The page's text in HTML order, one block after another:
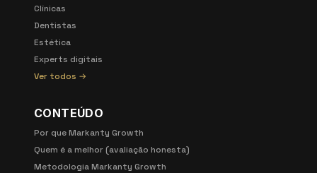
Clínicas
Dentistas
Estética
Experts digitais
Ver todos →
CONTEÚDO
Por que Markanty Growth
Quem é a melhor (avaliação honesta)
Metodologia Markanty Growth